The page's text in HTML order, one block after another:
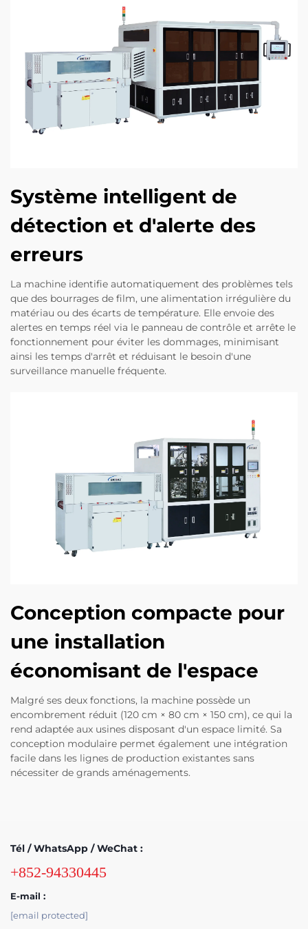
Système intelligent de
détection et d'alerte des
erreurs
La machine identifie automatiquement des problèmes tels
que des bourrages de film, une alimentation irrégulière du
matériau ou des écarts de température. Elle envoie des
alertes en temps réel via le panneau de contrôle et arrête le
fonctionnement pour éviter les dommages, minimisant
ainsi les temps d'arrêt et réduisant le besoin d'une
surveillance manuelle fréquente.
Conception compacte pour
une installation
économisant de l'espace
Malgré ses deux fonctions, la machine possède un
encombrement réduit (120 cm × 80 cm × 150 cm), ce qui la
rend adaptée aux usines disposant d'un espace limité. Sa
conception modulaire permet également une intégration
facile dans les lignes de production existantes sans
nécessiter de grands aménagements.
Tél / WhatsApp / WeChat :
+852-94330445
E-mail :
[email protected]